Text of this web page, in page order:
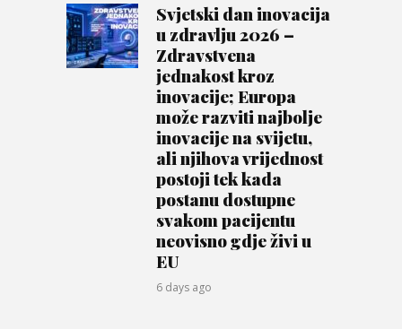
Svjetski dan inovacija
u zdravlju 2026 –
Zdravstvena
jednakost kroz
inovacije; Europa
može razviti najbolje
inovacije na svijetu,
ali njihova vrijednost
postoji tek kada
postanu dostupne
svakom pacijentu
neovisno gdje živi u
EU
6 days ago